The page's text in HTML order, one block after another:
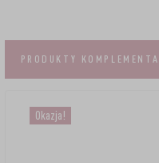
PRODUKTY
Okazja!